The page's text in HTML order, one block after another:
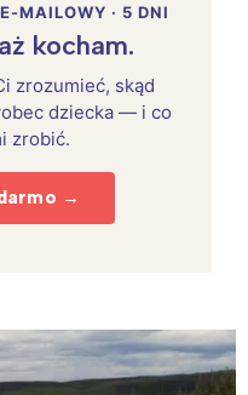
MAILOWY · 5 DNI
kocham.
zrozumieć, skąd
dziecka — i co
zrobić.
→